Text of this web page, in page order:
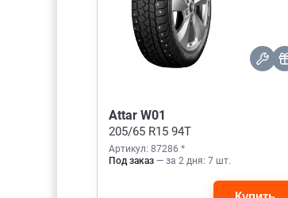
Attar W01
205/65 R15 94T
Артикул: 87286 *
Под заказ — за 2 дня: 7 шт.